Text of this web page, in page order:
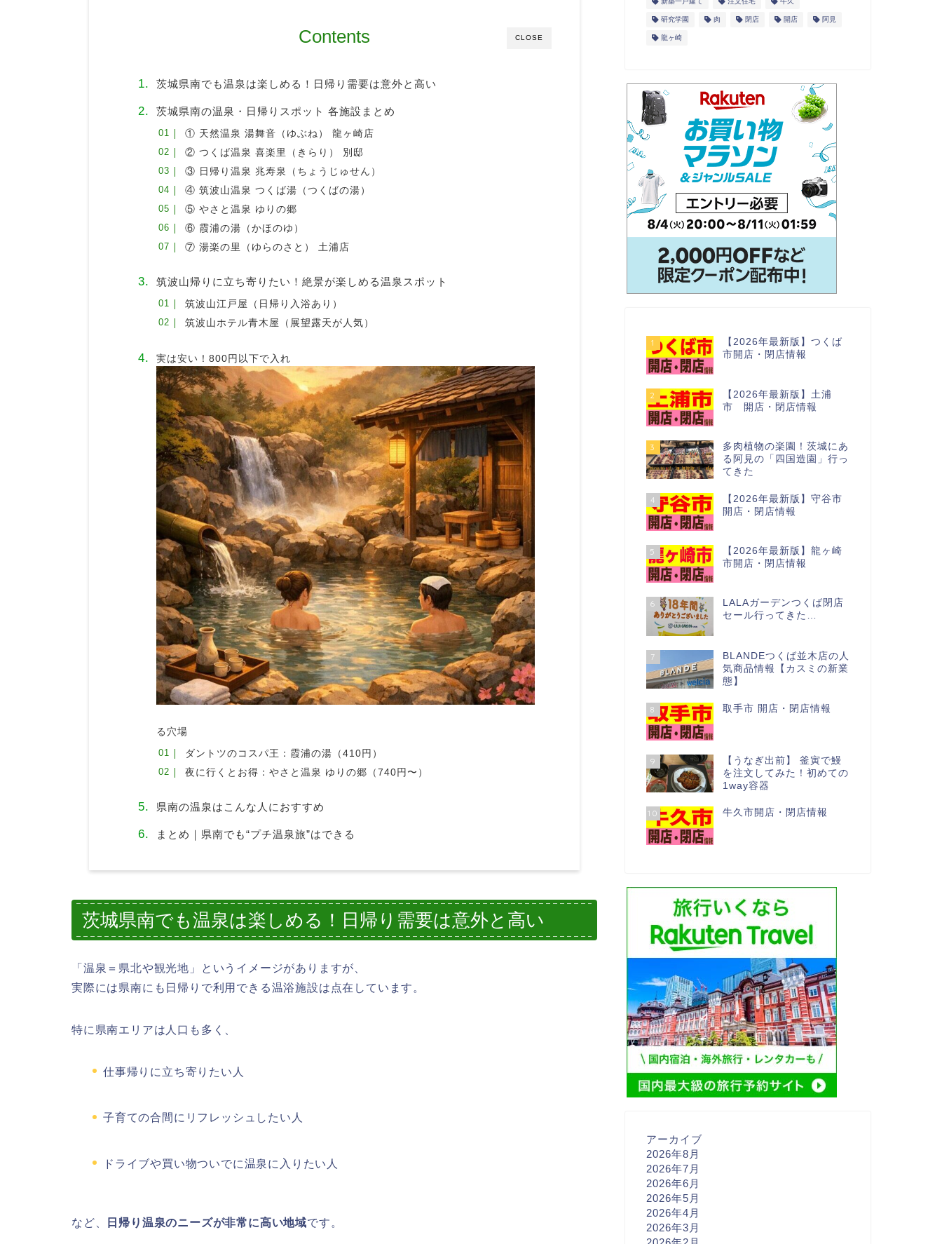
CLOSE
Contents
茨城県南でも温泉は楽しめる！日帰り需要は意外と高い
茨城県南の温泉・日帰りスポット 各施設まとめ
① 天然温泉 湯舞音（ゆぶね） 龍ヶ崎店
② つくば温泉 喜楽里（きらり） 別邸
③ 日帰り温泉 兆寿泉（ちょうじゅせん）
④ 筑波山温泉 つくば湯（つくばの湯）
⑤ やさと温泉 ゆりの郷
⑥ 霞浦の湯（かほのゆ）
⑦ 湯楽の里（ゆらのさと） 土浦店
筑波山帰りに立ち寄りたい！絶景が楽しめる温泉スポット
筑波山江戸屋（日帰り入浴あり）
筑波山ホテル青木屋（展望露天が人気）
実は安い！800円以下で入れ
る穴場
ダントツのコスパ王：霞浦の湯（410円）
夜に行くとお得：やさと温泉 ゆりの郷（740円〜）
県南の温泉はこんな人におすすめ
まとめ｜県南でも“プチ温泉旅”はできる
茨城県南でも温泉は楽しめる！日帰り需要は意外と高い
「温泉＝県北や観光地」というイメージがありますが、
実際には県南にも日帰りで利用できる温浴施設は点在しています。
特に県南エリアは人口も多く、
仕事帰りに立ち寄りたい人
子育ての合間にリフレッシュしたい人
ドライブや買い物ついでに温泉に入りたい人
など、 日帰り温泉のニーズが非常に高い地域です。
研究学園 肉 閉店 開店 阿見
龍ヶ崎
1
【2026年最新版】つくば
市開店・閉店情報
2
【2026年最新版】土浦
市 開店・閉店情報
3
多肉植物の楽園！茨城にあ
る阿見の「四国造園」行っ
てきた
4
【2026年最新版】守谷市
開店・閉店情報
5
【2026年最新版】龍ヶ崎
市開店・閉店情報
6
LALAガーデンつくば閉店
セール行ってきた…
7
BLANDEつくば並木店の人
気商品情報【カスミの新業
態】
8 取手市 開店・閉店情報
9
【うなぎ出前】 釜寅で鰻
を注文してみた！初めての
1way容器
10 牛久市開店・閉店情報
アーカイブ
2026年8月
2026年7月
2026年6月
2026年5月
2026年4月
2026年3月